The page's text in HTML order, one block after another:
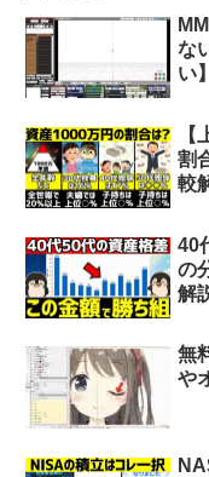
な
い】
割
較
40
の
解
無
や